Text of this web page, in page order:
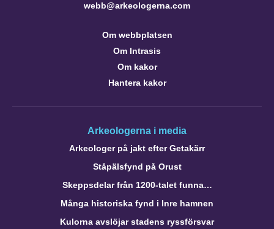
webb@arkeologerna.com
Om webbplatsen
Om Intrasis
Om kakor
Hantera kakor
Arkeologerna i media
Arkeologer på jakt efter Getakärr
Ståpälsfynd på Orust
Skeppsdelar från 1200-talet funna…
Många historiska fynd i Inre hamnen
Kulorna avslöjar stadens ryssförsvar